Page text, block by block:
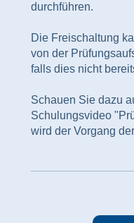
durchführen.
Die Freischaltung
von der
falls dies nicht
Schauen Sie dazu
Schulungsvideo
wird der Vorgang